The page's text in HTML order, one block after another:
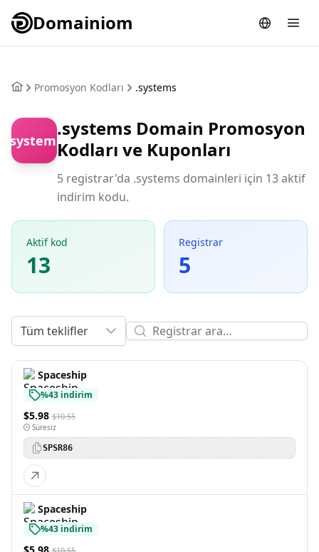
Domainiom
Promosyon Kodları .systems
.systems
.systems Domain Promosyon
Kodları ve Kuponları
5 registrar'da .systems domainleri için 13 aktif
indirim kodu.
Aktif kod
13
Registrar
5
Tüm teklifler
Spaceship
%43 indirim
$5.98 $10.55
Süresiz
SPSR86
Spaceship
%43 indirim